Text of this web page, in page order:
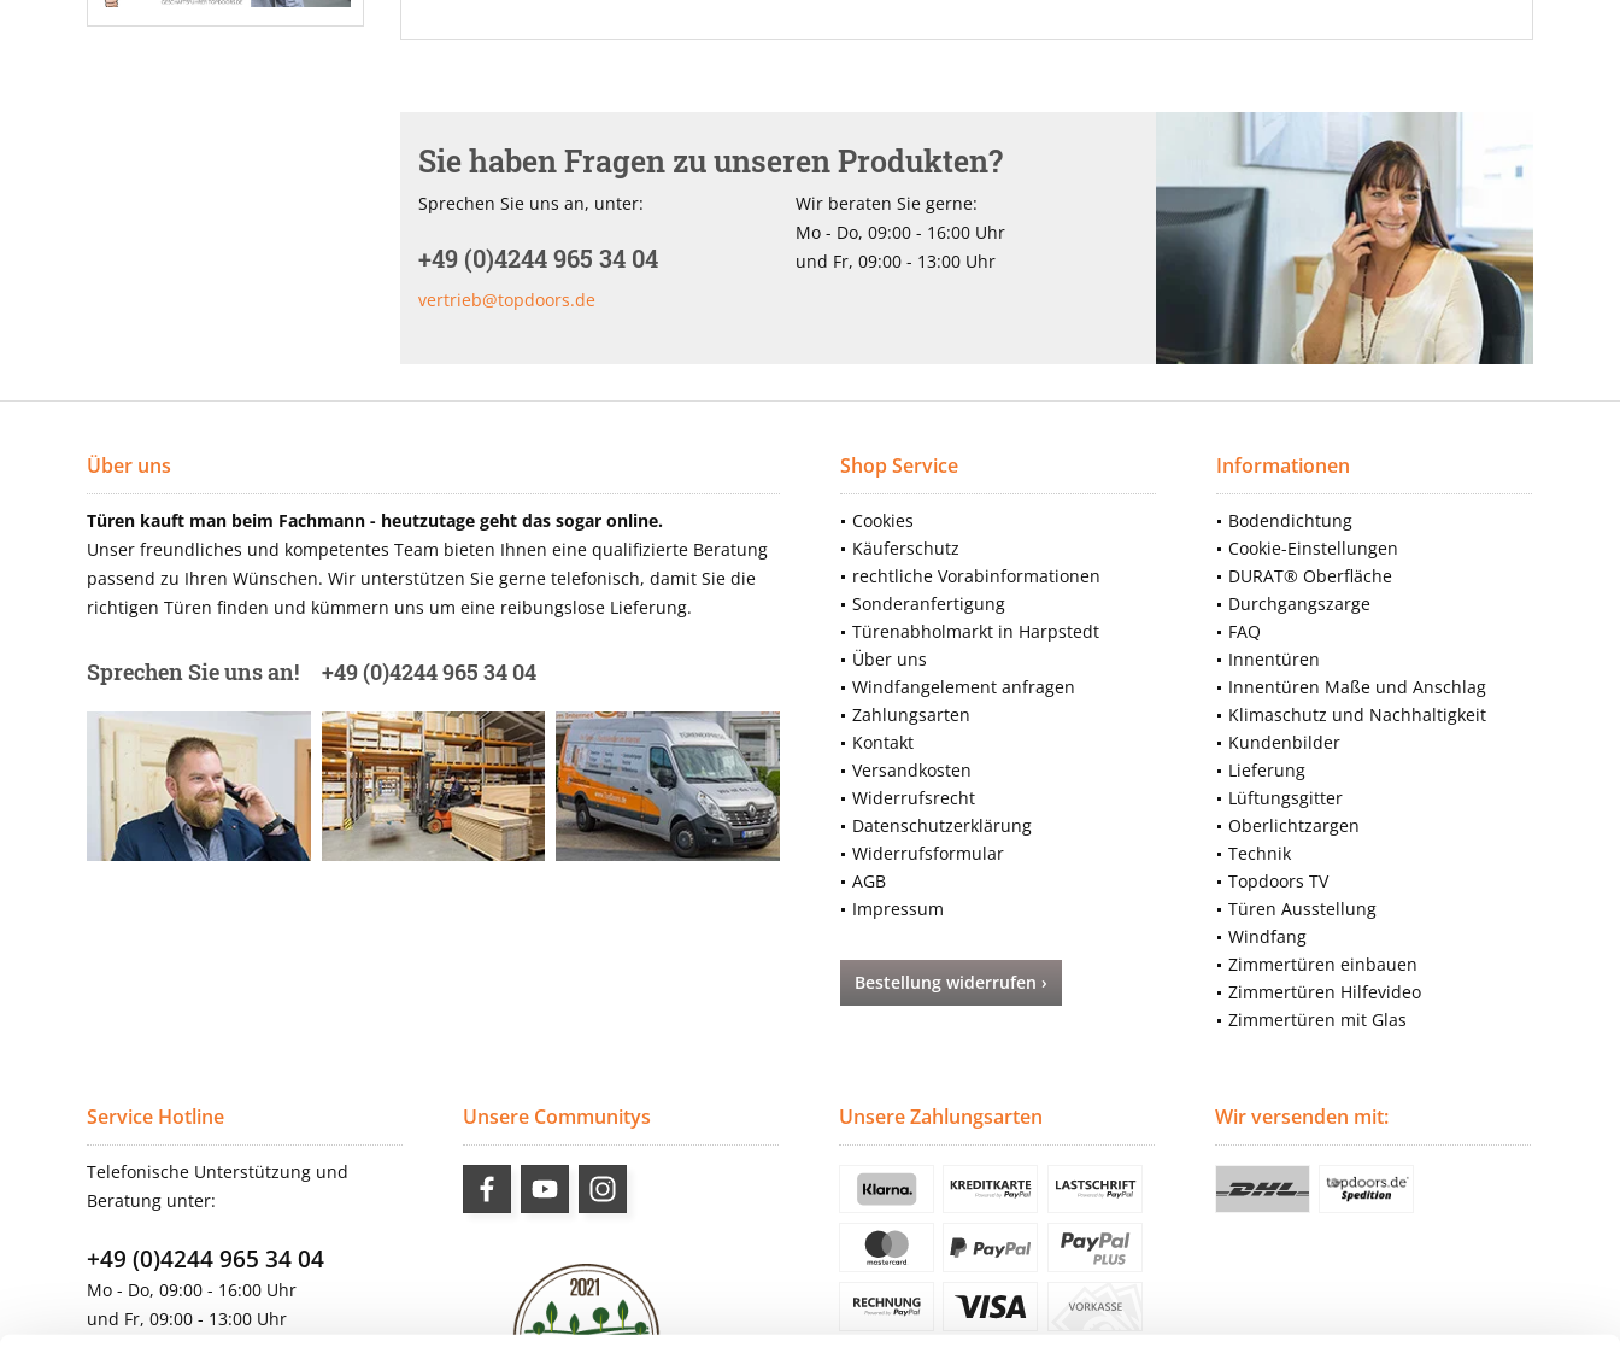
Sie haben Fragen zu unseren Produkten?
Sprechen Sie uns an, unter:
+49 (0)4244 965 34 04
vertrieb@topdoors.de
Wir beraten Sie gerne:
Mo - Do, 09:00 - 16:00 Uhr
und Fr, 09:00 - 13:00 Uhr
Über uns
Türen kauft man beim Fachmann - heutzutage geht das sogar online.
Unser freundliches und kompetentes Team bieten Ihnen eine qualifizierte Beratung
passend zu Ihren Wünschen. Wir unterstützen Sie gerne telefonisch, damit Sie die
richtigen Türen finden und kümmern uns um eine reibungslose Lieferung.
Sprechen Sie uns an! +49 (0)4244 965 34 04
Shop Service
Cookies
Käuferschutz
rechtliche Vorabinformationen
Sonderanfertigung
Türenabholmarkt in Harpstedt
Über uns
Windfangelement anfragen
Zahlungsarten
Kontakt
Versandkosten
Widerrufsrecht
Datenschutzerklärung
Widerrufsformular
AGB
Impressum
Bestellung widerrufen ›
Informationen
Bodendichtung
Cookie-Einstellungen
DURAT® Oberfläche
Durchgangszarge
FAQ
Innentüren
Innentüren Maße und Anschlag
Klimaschutz und Nachhaltigkeit
Kundenbilder
Lieferung
Lüftungsgitter
Oberlichtzargen
Technik
Topdoors TV
Türen Ausstellung
Windfang
Zimmertüren einbauen
Zimmertüren Hilfevideo
Zimmertüren mit Glas
Service Hotline
Telefonische Unterstützung und
Beratung unter:
+49 (0)4244 965 34 04
Mo - Do, 09:00 - 16:00 Uhr
und Fr, 09:00 - 13:00 Uhr
Unsere Communitys Unsere Zahlungsarten Wir versenden mit: